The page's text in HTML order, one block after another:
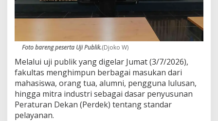
n
D
i
g
i
t
a
l
T
Foto bareng peserta Uji Publik.(Djoko W)
Melalui uji publik yang digelar Jumat (3/7/2026),
fakultas menghimpun berbagai masukan dari
mahasiswa, orang tua, alumni, pengguna lulusan,
hingga mitra industri sebagai dasar penyusunan
Peraturan Dekan (Perdek) tentang standar
pelayanan.